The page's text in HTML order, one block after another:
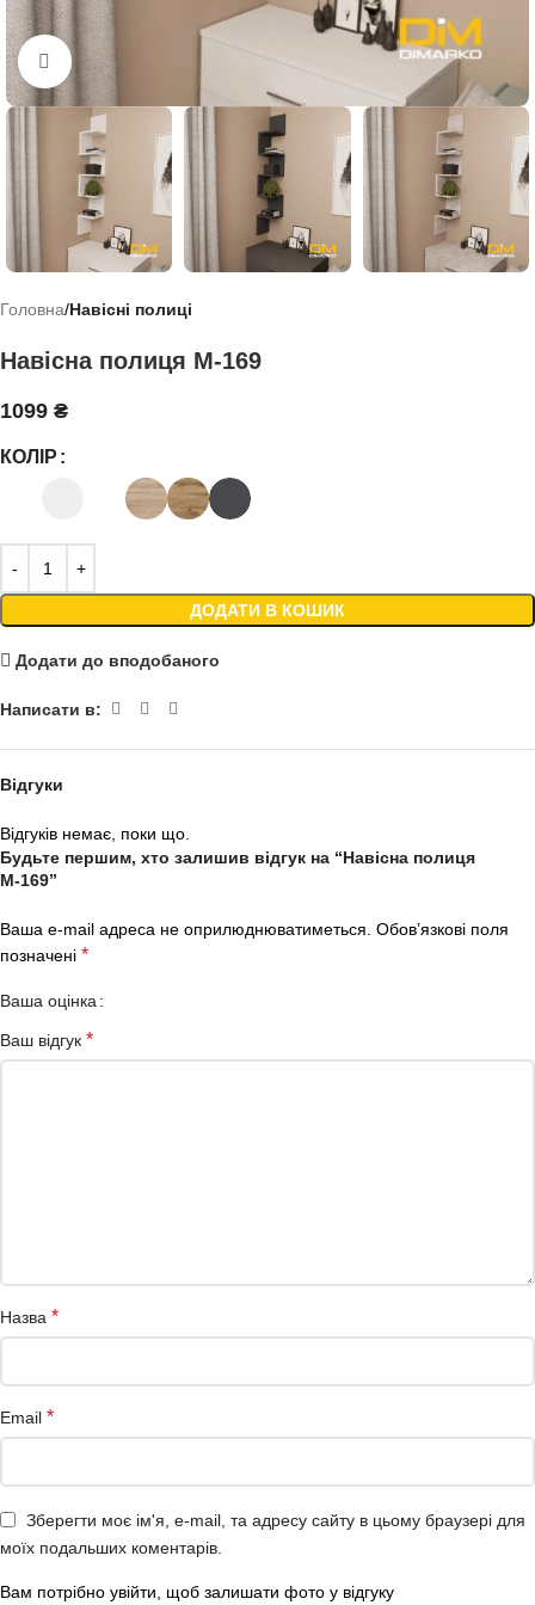
Click to enlarge
Головна Навісні полиці
Навісна полиця М-169
1099 ₴
КОЛІР
ДОДАТИ В КОШИК
Додати до вподобаного
Написати в:
Відгуки
Відгуків немає, поки що.
Будьте першим, хто залишив відгук на “Навісна полиця
М-169”
Ваша e-mail адреса не оприлюднюватиметься. Обов’язкові поля
позначені *
Ваша оцінка
Ваш відгук *
Назва *
Email *
Зберегти моє ім'я, e-mail, та адресу сайту в цьому браузері для
моїх подальших коментарів.
Вам потрібно увійти, щоб залишати фото у відгуку